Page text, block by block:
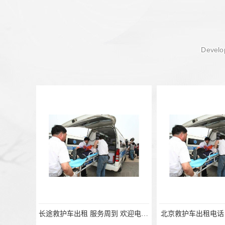
北京救护车出租电话 病人出院接送 救护车出租公司